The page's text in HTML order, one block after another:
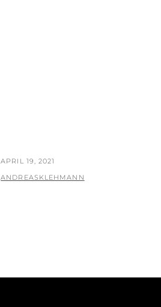
POSTED
ON
APRIL 19, 2021
BY
ANDREASKLEHMANN